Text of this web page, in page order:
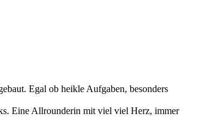
Egal ob heikle Aufgaben, besonders
Eine Allrounderin mit viel viel Herz, immer